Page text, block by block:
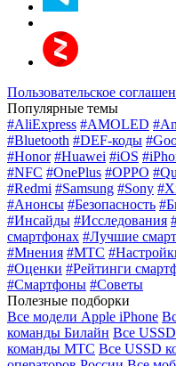
Пользовательское
Популярные темы
#AliExpress #AMOLED
#Bluetooth #DEF-коды
#Honor #Huawei #iOS
#NFC #OnePlus #OPPO
#Redmi #Samsung #Sony
#Анонсы #Безопасность
#Инсайды #Исследования
смартфонах #Лучшие
#Мнения #МТС
#Оценки #Рейтинги
#Смартфоны #Советы
Полезные подборки
Все модели Apple iPhone
команды Билайн Все
команды МТС Все USSD